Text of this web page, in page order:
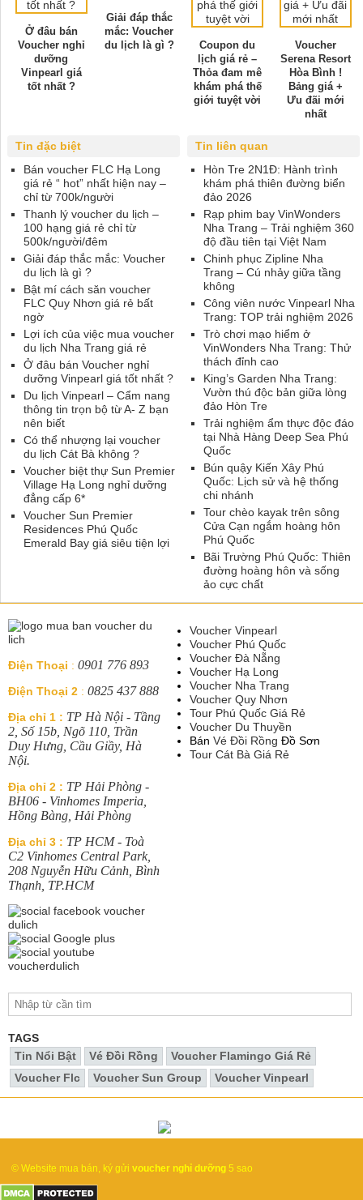
Ở đâu bán
Voucher nghỉ
dưỡng
Vinpearl giá
tốt nhất ?
Giải đáp thắc
mắc: Voucher
du lịch là gì ?
Coupon du
lịch giá rẻ –
Thỏa đam mê
khám phá thế
giới tuyệt vời
Voucher
Serena Resort
Hòa Bình !
Bảng giá +
Ưu đãi mới
nhất
Tin liên quan
Hòn Tre 2N1Đ: Hành trình
khám phá thiên đường biển
đảo 2026
Rạp phim bay VinWonders
Nha Trang – Trải nghiệm 360
độ đầu tiên tại Việt Nam
Chinh phục Zipline Nha
Trang – Cú nhảy giữa tầng
không
Công viên nước Vinpearl Nha
Trang: TOP trải nghiệm 2026
Trò chơi mạo hiểm ở
VinWonders Nha Trang: Thử
thách đỉnh cao
King’s Garden Nha Trang:
Vườn thú độc bản giữa lòng
đảo Hòn Tre
Trải nghiệm ẩm thực độc đáo
tại Nhà Hàng Deep Sea Phú
Quốc
Bún quậy Kiến Xây Phú
Quốc: Lịch sử và hệ thống
chi nhánh
Tour chèo kayak trên sông
Cửa Cạn ngắm hoàng hôn
Phú Quốc
Bãi Trường Phú Quốc: Thiên
đường hoàng hôn và sống
ảo cực chất
Tin đặc biệt
Bán voucher FLC Hạ Long
giá rẻ “ hot” nhất hiện nay –
chỉ từ 700k/người
Thanh lý voucher du lịch –
100 hạng giá rẻ chỉ từ
500k/người/đêm
Giải đáp thắc mắc: Voucher
du lịch là gì ?
Bật mí cách săn voucher
FLC Quy Nhơn giá rẻ bất
ngờ
Lợi ích của việc mua voucher
du lịch Nha Trang giá rẻ
Ở đâu bán Voucher nghỉ
dưỡng Vinpearl giá tốt nhất ?
Du lịch Vinpearl – Cẩm nang
thông tin trọn bộ từ A- Z bạn
nên biết
Có thể nhượng lại voucher
du lịch Cát Bà không ?
Voucher biệt thự Sun Premier
Village Hạ Long nghỉ dưỡng
đẳng cấp 6*
Voucher Sun Premier
Residences Phú Quốc
Emerald Bay giá siêu tiện lợi
Điện Thoại : 0901 776 893
Điện Thoại 2 : 0825 437 888
Địa chỉ 1 : TP Hà Nội - Tầng
2, Số 15b, Ngõ 110, Trần
Duy Hưng, Cầu Giầy, Hà
Nội.
Địa chỉ 2 : TP Hải Phòng -
BH06 - Vinhomes Imperia,
Hồng Bàng, Hải Phòng
Địa chỉ 3 : TP HCM - Toà
C2 Vinhomes Central Park,
208 Nguyễn Hữu Cảnh, Bình
Thạnh, TP.HCM
Voucher Vinpearl
Voucher Phú Quốc
Voucher Đà Nẵng
Voucher Hạ Long
Voucher Nha Trang
Voucher Quy Nhơn
Tour Phú Quốc Giá Rẻ
Voucher Du Thuyền
Bán Vé Đồi Rồng Đồ Sơn
Tour Cát Bà Giá Rẻ
TAGS
Tin Nổi Bật
Vé Đồi Rồng
Voucher Flamingo Giá Rẻ
Voucher Flc
Voucher Sun Group Voucher Vinpearl
© Website mua bán, ký gửivoucher nghỉ dưỡng 5 sao